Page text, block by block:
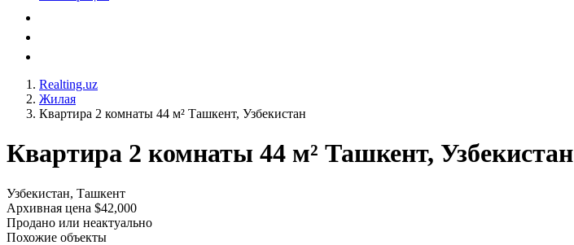
Realting.uz
Жилая
Квартира 2 комнаты 44 м² Ташкент, Узбекистан
Квартира 2 комнаты 44 м² Ташкент, Узбекистан
Узбекистан, Ташкент
Архивная цена $42,000
Продано или неактуально
Похожие объекты